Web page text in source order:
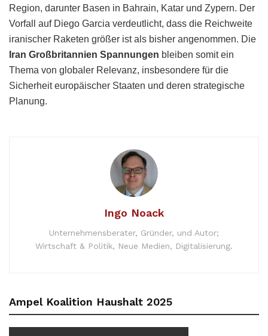
Region, darunter Basen in Bahrain, Katar und Zypern. Der
Vorfall auf Diego Garcia verdeutlicht, dass die Reichweite
iranischer Raketen größer ist als bisher angenommen. Die
Iran Großbritannien Spannungen bleiben somit ein
Thema von globaler Relevanz, insbesondere für die
Sicherheit europäischer Staaten und deren strategische
Planung.
Ingo Noack
Unternehmensberater, Gründer, und Autor;
Wirtschaft & Politik, Neue Medien, Digitalisierung.
Ampel Koalition Haushalt 2025